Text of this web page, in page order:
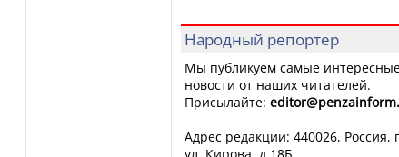
Народный репортер
Мы публикуем самые
новости от наших читателей.
Присылайте: editor
Адрес редакции: 440026, Россия,